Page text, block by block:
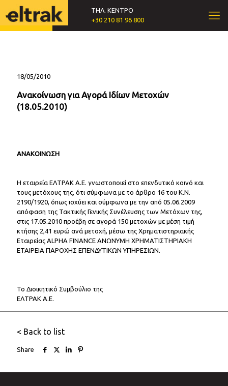
ΤΗΛ. ΚΕΝΤΡΟ
+30 210 81 96 800
18/05/2010
Ανακοίνωση για Αγορά Ιδίων Μετοχών
(18.05.2010)
ΑΝΑΚΟΙΝΩΣΗ
Η εταιρεία ΕΛΤΡΑΚ Α.Ε. γνωστοποιεί στο επενδυτικό κοινό και
τους μετόχους της, ότι σύμφωνα με το άρθρο 16 του Κ.Ν.
2190/1920, όπως ισχύει και σύμφωνα με την από 05.06.2009
απόφαση της Τακτικής Γενικής Συνέλευσης των Μετόχων της,
στις 17.05.2010 προέβη σε αγορά 150 μετοχών με μέση τιμή
κτήσης 2,41 ευρώ ανά μετοχή, μέσω της Χρηματιστηριακής
Εταιρείας ALPHA FINANCE ΑΝΩΝΥΜΗ ΧΡΗΜΑΤΙΣΤΗΡΙΑΚΗ
ΕΤΑΙΡΕΙΑ ΠΑΡΟΧΗΣ ΕΠΕΝΔΥΤΙΚΩΝ ΥΠΗΡΕΣΙΩΝ.
Το Διοικητικό Συμβούλιο της
ΕΛΤΡΑΚ Α.Ε.
< Back to list
Share